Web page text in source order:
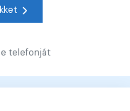
telefonját